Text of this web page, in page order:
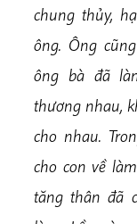
chung thủy,
ông. Ông
ông bà đã
thương nhau,
cho nhau.
cho con về
tăng thân đã